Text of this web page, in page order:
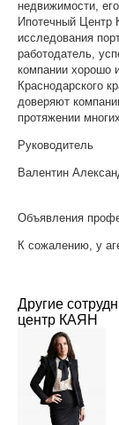
недвижимости,
Ипотечный Центр
исследования
работодатель,
компании хорошо
Краснодарского
доверяют
протяжении
Руководитель
Валентин
Объявления
К сожалению, у
Другие
центр КАЯН